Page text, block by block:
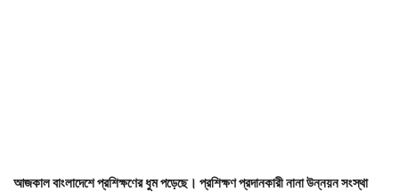
আজকাল বাংলাদেশে প্রশিক্ষণের ধুম পড়েছে। প্রশিক্ষণ প্রদানকারী নানা উন্নয়ন সংস্থা